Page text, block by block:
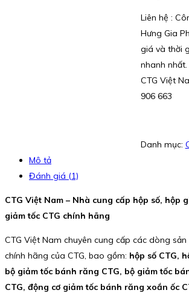
Liên hệ :
Hưng Gia
giá và thời
nhanh nhất.
CTG Việt
906 663
Danh mục:
Mô tả
Đánh giá (1)
CTG Việt Nam – Nhà cung cấp hộp số, hộp
giảm tốc CTG chính hãng
CTG Việt Nam chuyên cung cấp các dòng
chính hãng của CTG, bao gồm: hộp số CTG,
bộ giảm tốc bánh răng CTG, bộ giảm tốc
CTG, động cơ giảm tốc bánh răng xoắn ốc